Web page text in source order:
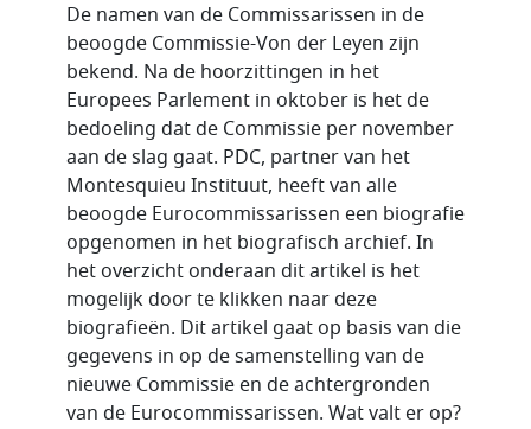
De namen van de Commissarissen in de
beoogde Commissie-Von der Leyen zijn
bekend. Na de hoorzittingen in het
Europees Parlement in oktober is het de
bedoeling dat de Commissie per november
aan de slag gaat. PDC, partner van het
Montesquieu Instituut, heeft van alle
beoogde Eurocommissarissen een biografie
opgenomen in het biografisch archief. In
het overzicht onderaan dit artikel is het
mogelijk door te klikken naar deze
biografieën. Dit artikel gaat op basis van die
gegevens in op de samenstelling van de
nieuwe Commissie en de achtergronden
van de Eurocommissarissen. Wat valt er op?